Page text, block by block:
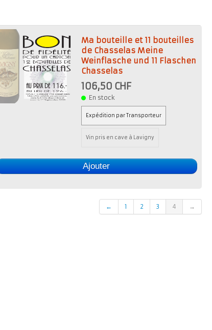
Ma bouteille et 11 bouteilles
de Chasselas Meine
Weinflasche und 11 Flaschen
Chasselas
106,50 CHF
En stock
Expédition par Transporteur
Vin pris en cave à Lavigny
Ajouter
← 1 2 3 4 →